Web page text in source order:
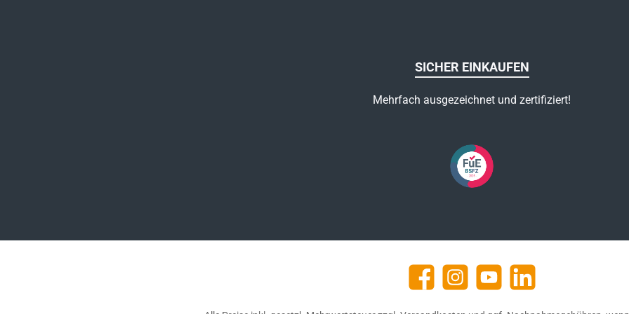
SICHER EINKAUFEN
Mehrfach ausgezeichnet und zertifiziert!
FacebookInstagramYouTube